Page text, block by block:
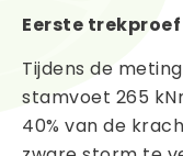
Eerste
Tijdens de
stamvoet 265
40% van de